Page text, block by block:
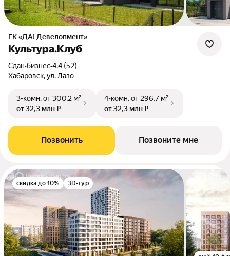
ГК «ДА! Девелопмент»
Культура.Клуб
Сдан•бизнес•4.4 (52)
Хабаровск, ул. Лазо
3-комн.от 300,2 м²
от 32,3 млн ₽
4-комн.от 296,7 м²
от 32,3 млн ₽
Позвонить Позвоните мне
скидка до 10% 3D-тур